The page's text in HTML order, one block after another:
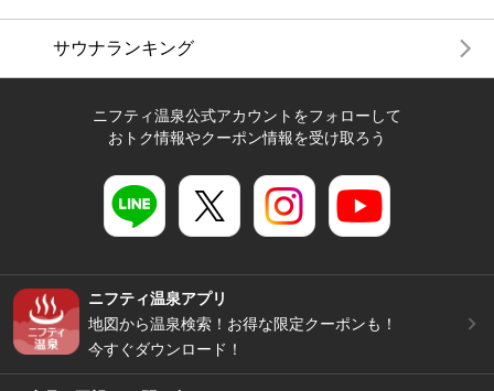
サウナランキング
ニフティ温泉公式アカウントをフォローして
おトク情報やクーポン情報を受け取ろう
ニフティ温泉アプリ
地図から温泉検索！お得な限定クーポンも！
今すぐダウンロード！